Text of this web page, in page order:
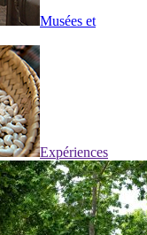
Musées et
Expériences